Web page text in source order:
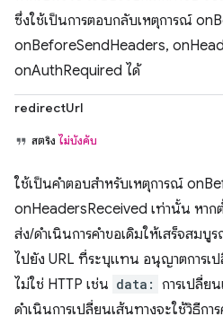
ซึ่งใช้เป็นการตอบกลับเหตุการณ์
onBeforeSendHeaders,
onAuthRequired ได้
redirectUrl
สตริง ไม่บังคับ
ใช้เป็นคำตอบสำหรับเหตุการณ์
onHeadersReceived เท่านั้น หาก
ส่ง/ดำเนินการคำขอเดิมให้เสร็จสม
ไปยัง URL ที่ระบุแทน อนุญาตการเ
ไม่ใช่ HTTP เช่น data: การเปลี่ย
ดำเนินการเปลี่ยนเส้นทางจะใช้วิธีกา